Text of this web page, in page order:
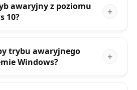
awaryjny z poziomu
10?
trybu awaryjnego
Windows?